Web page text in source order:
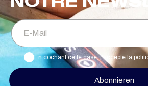
E-Mail
En cochant cette case, j'accepte la
Abonnieren